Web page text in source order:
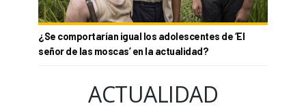
¿Se comportarían igual los adolescentes de ‘El
señor de las moscas’ en la actualidad?
ACTUALIDAD